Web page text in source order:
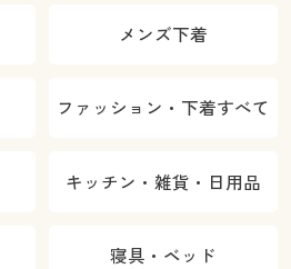
メンズ下着
ファッション・下着すべて
キッチン・雑貨・日用品
寝具・ベッド